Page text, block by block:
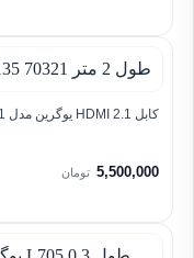
کابل 2.1 HDMI یوگرین مدل HD135 70321 طول 2 متر
5,500,000 تومان